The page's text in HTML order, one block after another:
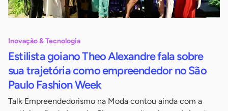
Inovação & Tecnologia
Estilista goiano Theo Alexandre fala sobre
sua trajetória como empreendedor no São
Paulo Fashion Week
Talk Empreendedorismo na Moda contou ainda com a